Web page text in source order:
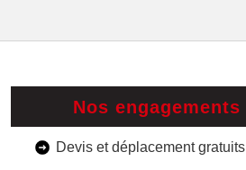
Nos engagements
Devis et déplacement gratuits